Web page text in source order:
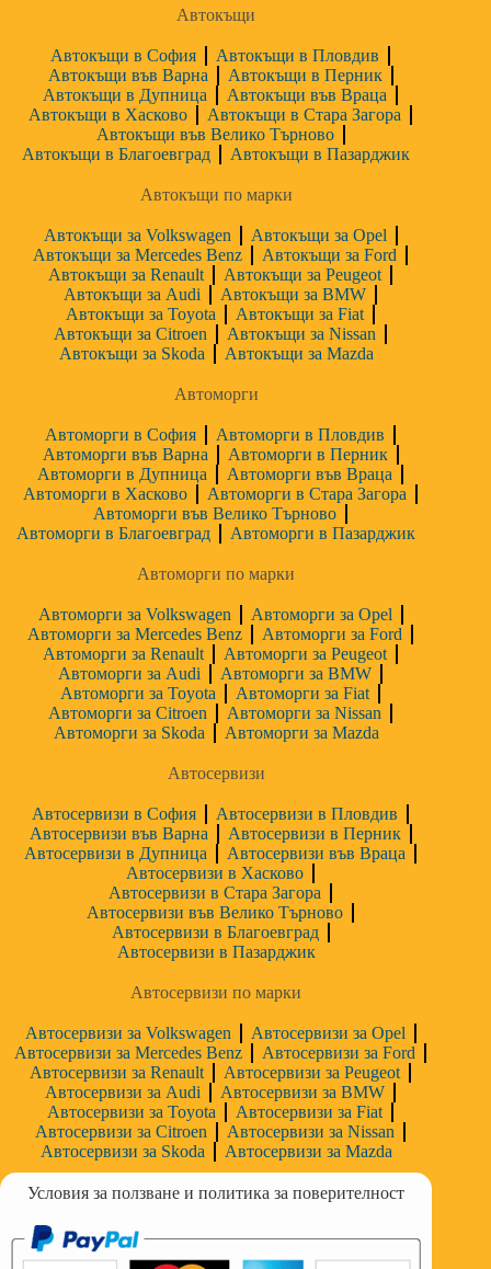
Автокъщи
Автокъщи в София
Автокъщи в Пловдив
Автокъщи във Варна
Автокъщи в Перник
Автокъщи в Дупница
Автокъщи във Враца
Автокъщи в Хасково
Автокъщи в Стара Загора
Автокъщи във Велико Търново
Автокъщи в Благоевград
Автокъщи в Пазарджик
Автокъщи по марки
Автокъщи за Volkswagen
Автокъщи за Opel
Автокъщи за Mercedes Benz
Автокъщи за Ford
Автокъщи за Renault
Автокъщи за Peugeot
Автокъщи за Audi
Автокъщи за BMW
Автокъщи за Toyota
Автокъщи за Fiat
Автокъщи за Citroen
Автокъщи за Nissan
Автокъщи за Skoda
Автокъщи за Mazda
Автоморги
Автоморги в София
Автоморги в Пловдив
Автоморги във Варна
Автоморги в Перник
Автоморги в Дупница
Автоморги във Враца
Автоморги в Хасково
Автоморги в Стара Загора
Автоморги във Велико Търново
Автоморги в Благоевград
Автоморги в Пазарджик
Автоморги по марки
Автоморги за Volkswagen
Автоморги за Opel
Автоморги за Mercedes Benz
Автоморги за Ford
Автоморги за Renault
Автоморги за Peugeot
Автоморги за Audi
Автоморги за BMW
Автоморги за Toyota
Автоморги за Fiat
Автоморги за Citroen
Автоморги за Nissan
Автоморги за Skoda
Автоморги за Mazda
Автосервизи
Автосервизи в София
Автосервизи в Пловдив
Автосервизи във Варна
Автосервизи в Перник
Автосервизи в Дупница
Автосервизи във Враца
Автосервизи в Хасково
Автосервизи в Стара Загора
Автосервизи във Велико Търново
Автосервизи в Благоевград
Автосервизи в Пазарджик
Автосервизи по марки
Автосервизи за Volkswagen
Автосервизи за Opel
Автосервизи за Mercedes Benz
Автосервизи за Ford
Автосервизи за Renault
Автосервизи за Peugeot
Автосервизи за Audi
Автосервизи за BMW
Автосервизи за Toyota
Автосервизи за Fiat
Автосервизи за Citroen
Автосервизи за Nissan
Автосервизи за Skoda
Автосервизи за Mazda
Условия за ползване и политика за поверителност